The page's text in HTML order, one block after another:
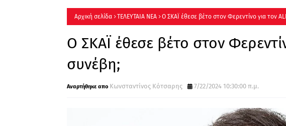
Αρχική σελίδα ΤΕΛΕΥΤΑΙΑ ΝΕΑ Ο ΣΚΑΪ έθεσε βέτο στον Φερεντίνο για τον
Ο ΣΚΑΪ έθεσε βέτο στον
συνέβη;
Κωνσταντίνος Κότσαρης 7/22/2024 10:30:00 π.μ.